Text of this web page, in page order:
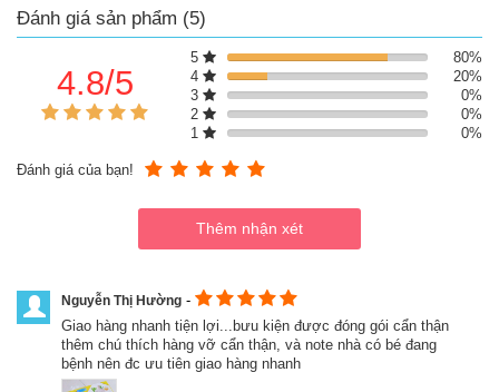
Ngừa tăng huyết áp, đông máu, phòng ngừa đột quỵ khi
dùng dầu tỏi Diệp Chi
Dầu tỏi Diệp Chi ngừa quá trình Oxy hóa
Khả năng ức chế trên 70 loại siêu vi, vi trùng, vi khuẩn
Allicin trong tỏi được coi là kháng sinh tự nhiên cực mạnh,
mạnh hơn cả penicilin lại rất lành tính
Đánh giá sản phẩm (5)
4.8/5
5
80%
4
20%
3
0%
2
0%
1
0%
Đánh giá của bạn!
Nguyễn Thị Hường -
Giao hàng nhanh tiện lợi...bưu kiện được đóng gói cẩn thận
thêm chú thích hàng vỡ cẩn thận, và note nhà có bé đang
bệnh nên đc ưu tiên giao hàng nhanh